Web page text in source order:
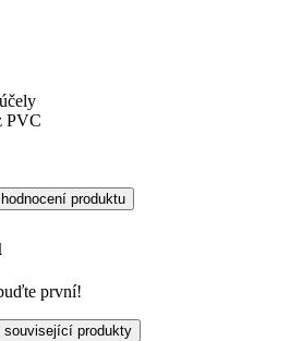
PVC
produktu
první!
související produkty